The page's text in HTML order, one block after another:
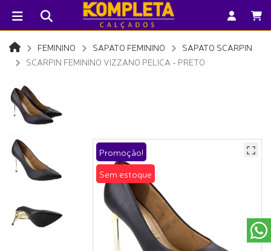
FEMININO SAPATO FEMININO
SAPATO SCARPIN
SCARPIN FEMININO VIZZANO PELICA - PRETO
Promoção!
Sem estoque